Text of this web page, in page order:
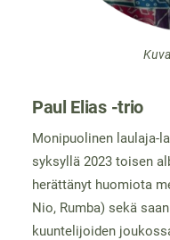
Paul Elias -trio
Monipuolinen laulaja-
syksyllä 2023 toisen
herättänyt huomiota
Nio, Rumba) sekä
kuuntelijoiden